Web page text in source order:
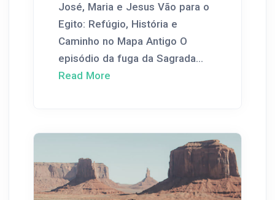
José, Maria e Jesus Vão para o
Egito: Refúgio, História e
Caminho no Mapa Antigo O
episódio da fuga da Sagrada...
Read More